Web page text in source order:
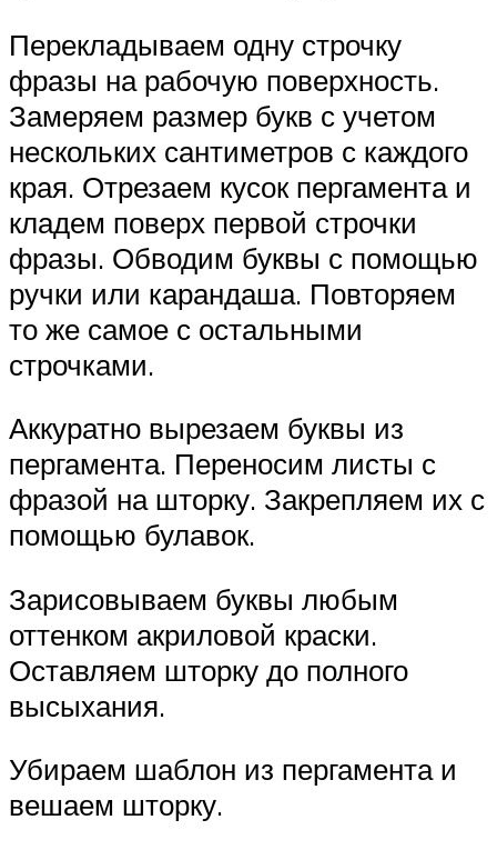
Перекладываем одну строчку
фразы на рабочую поверхность.
Замеряем размер букв с учетом
нескольких сантиметров с каждого
края. Отрезаем кусок пергамента и
кладем поверх первой строчки
фразы. Обводим буквы с помощью
ручки или карандаша. Повторяем
то же самое с остальными
строчками.
Аккуратно вырезаем буквы из
пергамента. Переносим листы с
фразой на шторку. Закрепляем их с
помощью булавок.
Зарисовываем буквы любым
оттенком акриловой краски.
Оставляем шторку до полного
высыхания.
Убираем шаблон из пергамента и
вешаем шторку.